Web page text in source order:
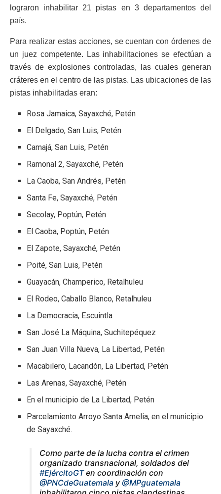
lograron inhabilitar 21 pistas en 3 departamentos del
país.
Para realizar estas acciones, se cuentan con órdenes de
un juez competente. Las inhabilitaciones se efectúan a
través de explosiones controladas, las cuales generan
cráteres en el centro de las pistas. Las ubicaciones de las
pistas inhabilitadas eran:
Rosa Jamaica, Sayaxché, Petén
El Delgado, San Luis, Petén
Camajá, San Luis, Petén
Ramonal 2, Sayaxché, Petén
La Caoba, San Andrés, Petén
Santa Fe, Sayaxché, Petén
Secolay, Poptún, Petén
El Caoba, Poptún, Petén
El Zapote, Sayaxché, Petén
Poité, San Luis, Petén
Guayacán, Champerico, Retalhuleu
El Rodeo, Caballo Blanco, Retalhuleu
La Democracia, Escuintla
San José La Máquina, Suchitepéquez
San Juan Villa Nueva, La Libertad, Petén
Macabilero, Lacandón, La Libertad, Petén
Las Arenas, Sayaxché, Petén
En el municipio de La Libertad, Petén
Parcelamiento Arroyo Santa Amelia, en el municipio
de Sayaxché.
Como parte de la lucha contra el crimen
organizado transnacional, soldados del
#EjércitoGTen coordinación con
@PNCdeGuatemala y @MPguatemala